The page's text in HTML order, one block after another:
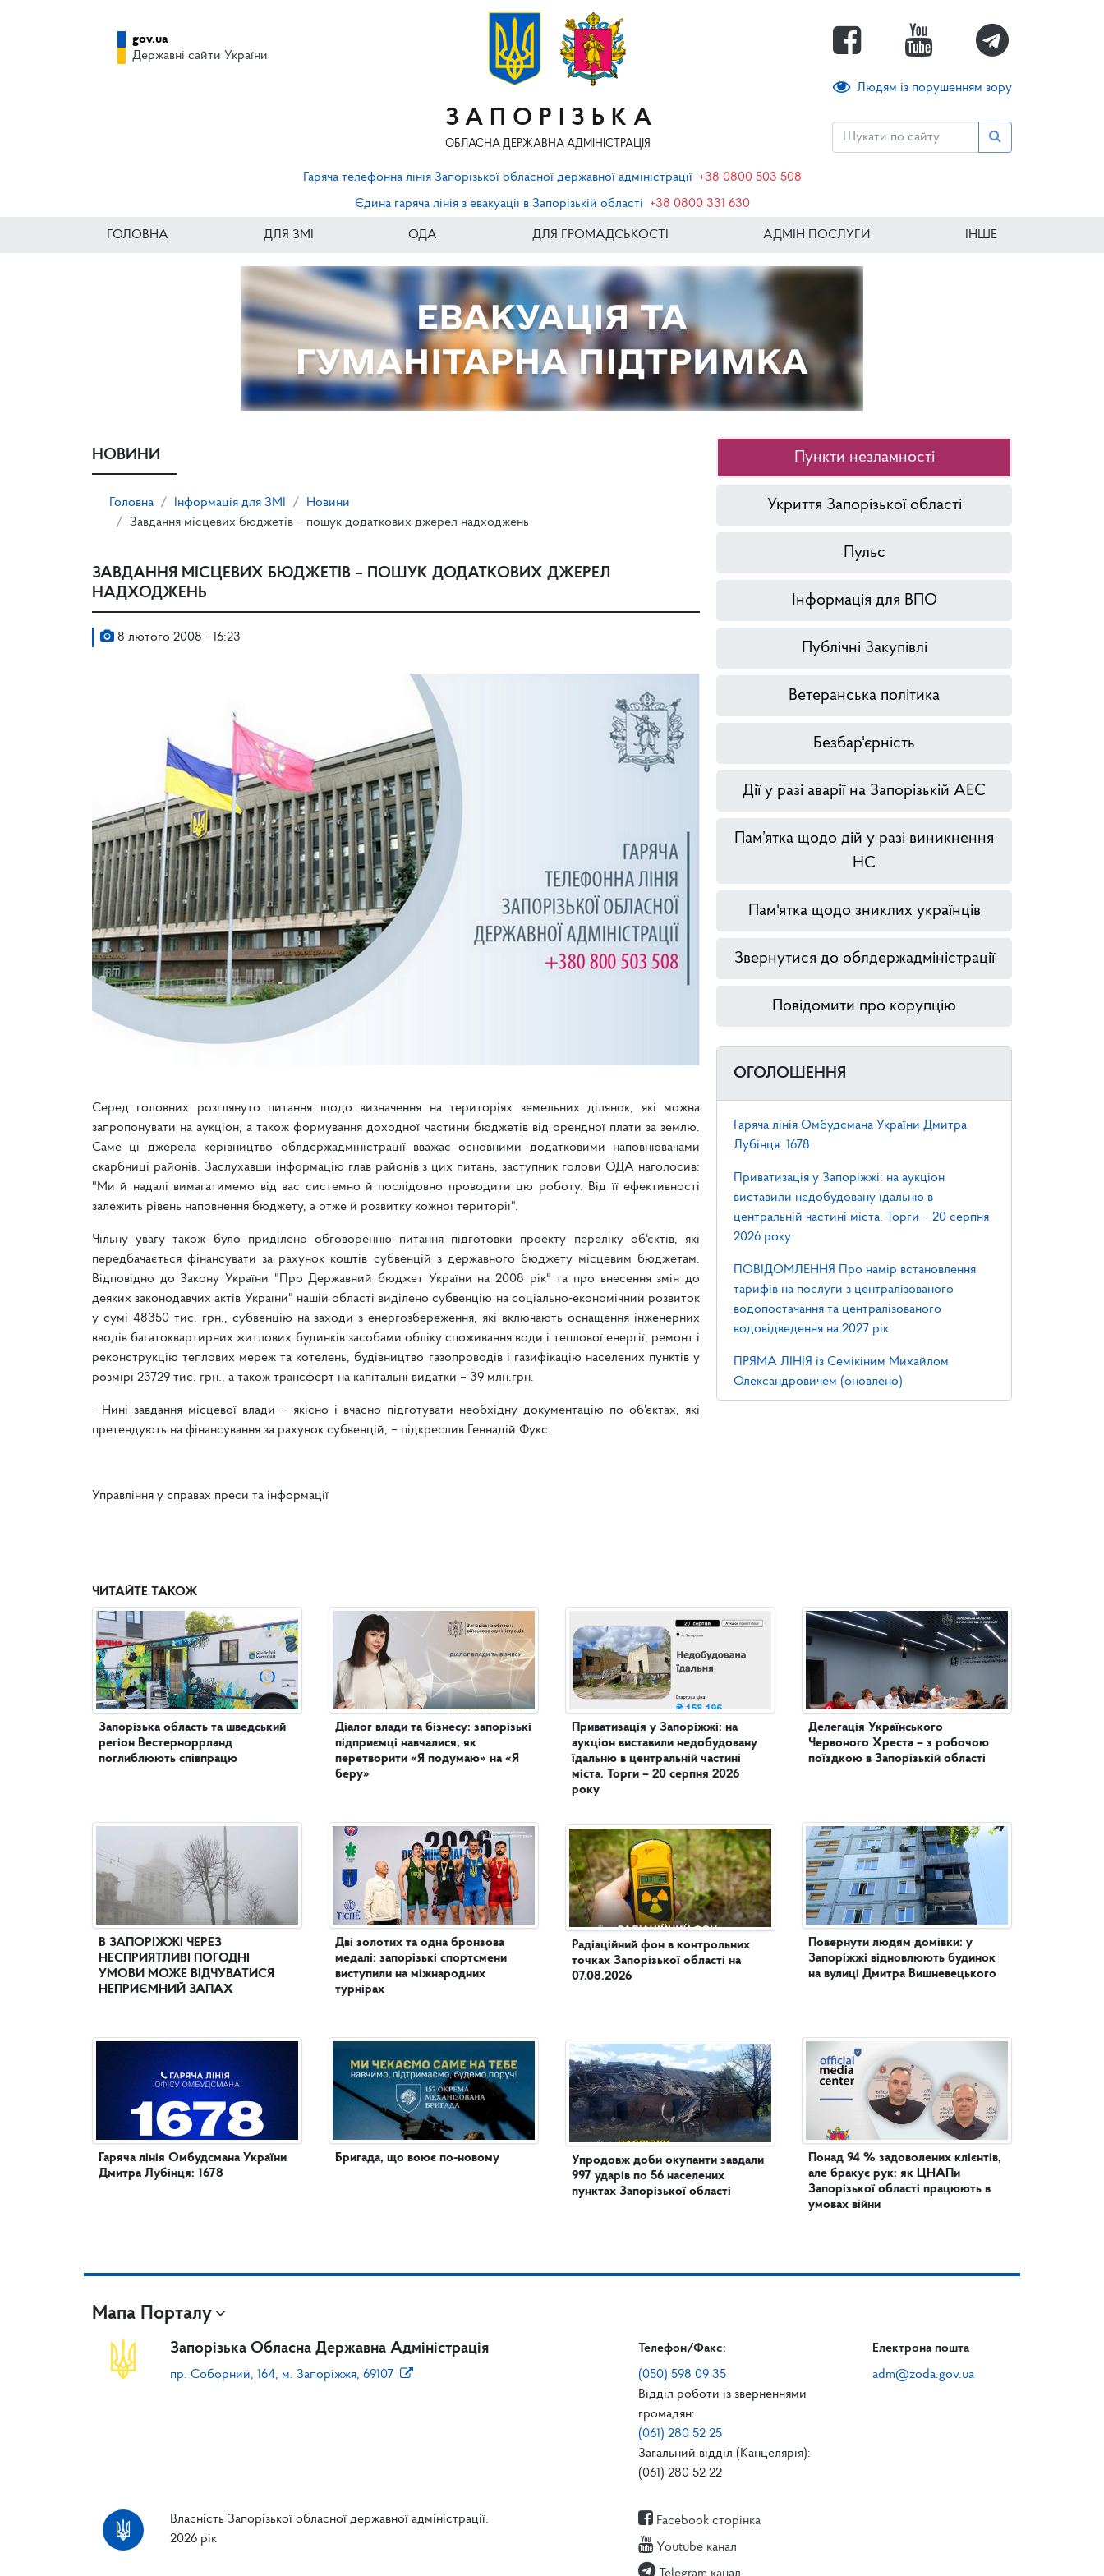
ЗАПОРІЗЬКА
ОБЛАСНА ДЕРЖАВНА АДМІНІСТРАЦІЯ
Людям із порушенням зору
gov.ua
Державні сайти України
Гаряча телефонна лінія Запорізької обласної державної адміністрації +38 0800 503 508
Єдина гаряча лінія з евакуації в Запорізькій області
+38 0800 331 630
ГОЛОВНА ДЛЯ ЗМІ ОДА ДЛЯ ГРОМАДСЬКОСТІ АДМІН ПОСЛУГИ ІНШЕ
НОВИНИ
Головна Інформація для ЗМІ
Новини
Завдання місцевих бюджетів – пошук додаткових джерел надходжень
ЗАВДАННЯ МІСЦЕВИХ БЮДЖЕТІВ – ПОШУК ДОДАТКОВИХ ДЖЕРЕЛ
НАДХОДЖЕНЬ
8 лютого 2008 - 16:23
Серед головних розглянуто питання щодо визначення на територіях земельних ділянок, які можна
запропонувати на аукціон, а також формування доходної частини бюджетів від орендної плати за землю.
Саме ці джерела керівництво облдержадміністрації вважає основними додатковими наповнювачами
скарбниці районів. Заслухавши інформацію глав районів з цих питань, заступник голови ОДА наголосив:
"Ми й надалі вимагатимемо від вас системно й послідовно проводити цю роботу. Від її ефективності
залежить рівень наповнення бюджету, а отже й розвитку кожної території".
Чільну увагу також було приділено обговоренню питання підготовки проекту переліку об'єктів, які
передбачається фінансувати за рахунок коштів субвенцій з державного бюджету місцевим бюджетам.
Відповідно до Закону України "Про Державний бюджет України на 2008 рік" та про внесення змін до
деяких законодавчих актів України" нашій області виділено субвенцію на соціально-економічний розвиток
у сумі 48350 тис. грн., субвенцію на заходи з енергозбереження, які включають оснащення інженерних
вводів багатоквартирних житлових будинків засобами обліку споживання води і теплової енергії, ремонт і
реконструкцію теплових мереж та котелень, будівництво газопроводів і газифікацію населених пунктів у
розмірі 23729 тис. грн., а також трансферт на капітальні видатки – 39 млн.грн.
- Нині завдання місцевої влади – якісно і вчасно підготувати необхідну документацію по об'єктах, які
претендують на фінансування за рахунок субвенцій, – підкреслив Геннадій Фукс.
Управління у справах преси та інформації
Пункти незламності
Укриття Запорізької області
Пульс
Інформація для ВПО
Публічні Закупівлі
Ветеранська політика
Безбар'єрність
Дії у разі аварії на Запорізькій АЕС
Пам’ятка щодо дій у разі виникнення
НС
Пам'ятка щодо зниклих українців
Звернутися до облдержадміністрації
Повідомити про корупцію
ОГОЛОШЕННЯ
Гаряча лінія Омбудсмана України Дмитра
Лубінця: 1678
Приватизація у Запоріжжі: на аукціон
виставили недобудовану їдальню в
центральній частині міста. Торги – 20 серпня
2026 року
ПОВІДОМЛЕННЯ Про намір встановлення
тарифів на послуги з централізованого
водопостачання та централізованого
водовідведення на 2027 рік
ПРЯМА ЛІНІЯ із Семікіним Михайлом
Олександровичем (оновлено)
ЧИТАЙТЕ ТАКОЖ
Запорізька область та шведський
регіон Вестерноррланд
поглиблюють співпрацю
В ЗАПОРІЖЖІ ЧЕРЕЗ
НЕСПРИЯТЛИВІ ПОГОДНІ
УМОВИ МОЖЕ ВІДЧУВАТИСЯ
НЕПРИЄМНИЙ ЗАПАХ
Гаряча лінія Омбудсмана України
Дмитра Лубінця: 1678
Діалог влади та бізнесу: запорізькі
підприємці навчалися, як
перетворити «Я подумаю» на «Я
беру»
Дві золотих та одна бронзова
медалі: запорізькі спортсмени
виступили на міжнародних
турнірах
Бригада, що воює по-новому
Приватизація у Запоріжжі: на
аукціон виставили недобудовану
їдальню в центральній частині
міста. Торги – 20 серпня 2026
року
Радіаційний фон в контрольних
точках Запорізької області на
07.08.2026
Упродовж доби окупанти завдали
997 ударів по 56 населених
пунктах Запорізької області
Делегація Українського
Червоного Хреста – з робочою
поїздкою в Запорізькій області
Повернути людям домівки: у
Запоріжжі відновлюють будинок
на вулиці Дмитра Вишневецького
Понад 94 % задоволених клієнтів,
але бракує рук: як ЦНАПи
Запорізької області працюють в
умовах війни
Мапа Порталу
Запорізька Обласна Державна Адміністрація
пр. Соборний, 164, м. Запоріжжя, 69107
Телефон/Факс:
(050) 598 09 35
Відділ роботи із зверненнями
громадян:
(061) 280 52 25
Загальний відділ (Канцелярія):
(061) 280 52 22
Електрона пошта
adm@zoda.gov.ua
Власність Запорізької обласної державної адміністрації.
2026 рік
Facebook сторінка
Youtube канал